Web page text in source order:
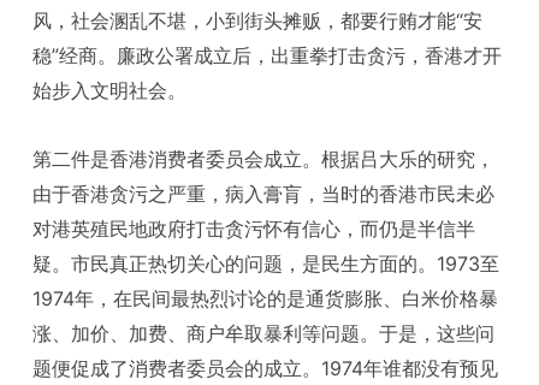
风，社会溷乱不堪，小到街头摊贩，都要行贿才能“安
稳”经商。廉政公署成立后，出重拳打击贪污，香港才开
始步入文明社会。
第二件是香港消费者委员会成立。根据吕大乐的研究，
由于香港贪污之严重，病入膏肓，当时的香港市民未必
对港英殖民地政府打击贪污怀有信心，而仍是半信半
疑。市民真正热切关心的问题，是民生方面的。1973至
1974年，在民间最热烈讨论的是通货膨胀、白米价格暴
涨、加价、加费、商户牟取暴利等问题。于是，这些问
题便促成了消费者委员会的成立。1974年谁都没有预见